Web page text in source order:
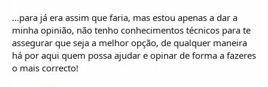
...para já era assim que faria, mas estou apenas a dar a
minha opinião, não tenho conhecimentos técnicos para te
assegurar que seja a melhor opção, de qualquer maneira
há por aqui quem possa ajudar e opinar de forma a fazeres
o mais correcto!